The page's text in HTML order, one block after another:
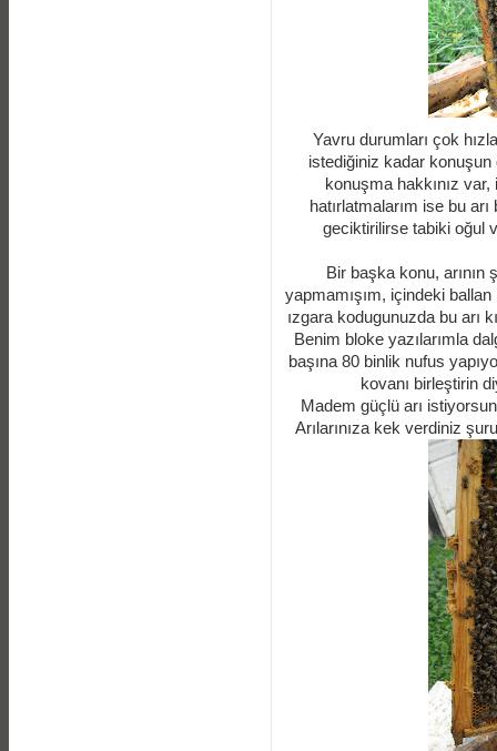
Yavru durumları çok
istediğiniz kadar
konuşma hakkınız
hatırlatmalarım ise bu
geciktirilirse tabiki oğul
Bir başka konu,
yapmamışım, içindeki
ızgara kodugunuzda bu arı
Benim bloke yazılarımla
başına 80 binlik nufus
kovanı birleştirin
Madem güçlü arı
Arılarınıza kek verdiniz